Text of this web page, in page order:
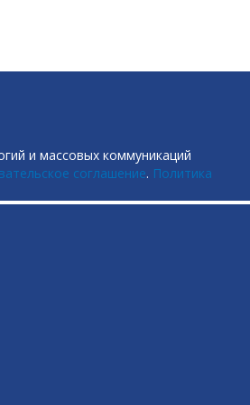
и массовых коммуникаций
соглашение. Политика